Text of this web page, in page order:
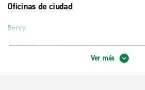
Oficinas de ciudad
Bercy
Boulogne, París
Ver más